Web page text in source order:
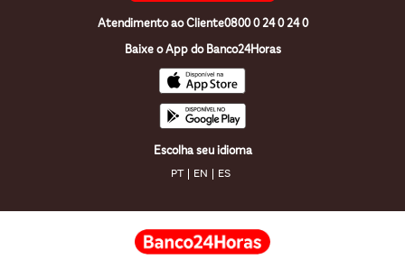
Atendimento ao Cliente0800 0 24 0 24 0
Baixe o App do Banco24Horas
Escolha seu idioma
PT EN ES